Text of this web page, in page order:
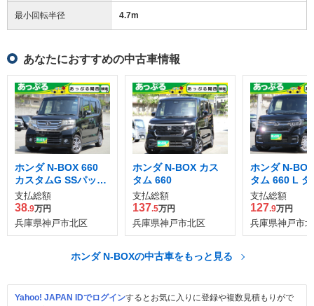
最小回転半径 4.7m
あなたにおすすめの中古車情報
ホンダ N-BOX 660
カスタムG SSパッケ
ージ
支払総額
38.9万円
兵庫県神戸市北区
ホンダ N-BOX カス
タム 660
支払総額
137.5万円
兵庫県神戸市北区
ホンダ N-
タム 660 L タ
支払総額
127.9万円
兵庫県神戸市
ホンダ N-BOXの中古車をもっと見る
Yahoo! JAPAN IDでログインするとお気に入りに登録や複数見積もりがで